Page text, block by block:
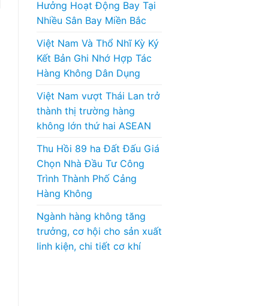
Hưởng Hoạt Động Bay Tại
Nhiều Sân Bay Miền Bắc
Việt Nam Và Thổ Nhĩ Kỳ Ký
Kết Bản Ghi Nhớ Hợp Tác
Hàng Không Dân Dụng
Việt Nam vượt Thái Lan trở
thành thị trường hàng
không lớn thứ hai ASEAN
Thu Hồi 89 ha Đất Đấu Giá
Chọn Nhà Đầu Tư Công
Trình Thành Phố Cảng
Hàng Không
Ngành hàng không tăng
trưởng, cơ hội cho sản xuất
linh kiện, chi tiết cơ khí